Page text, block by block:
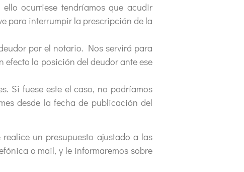
ocurriese tendríamos que acudir
para interrumpir la prescripción de la
por el notario. Nos servirá para
la posición del deudor ante ese
Si fuese este el caso, no podríamos
desde la fecha de publicación del
un presupuesto ajustado a las
o mail, y le informaremos sobre